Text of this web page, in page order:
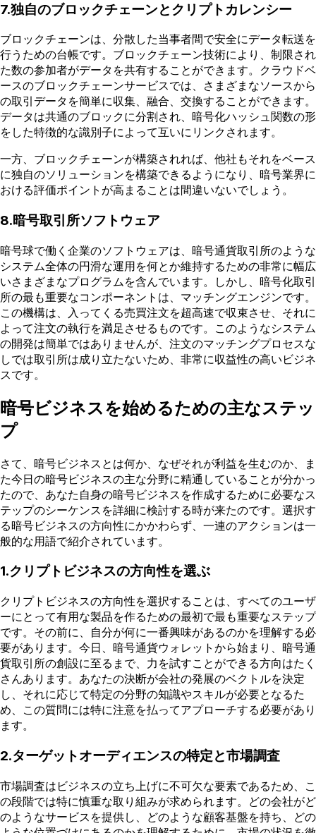
7.独自のブロックチェーンとクリプトカレンシー
ブロックチェーンは、分散した当事者間で安全にデータ転送を
行うための台帳です。ブロックチェーン技術により、制限され
た数の参加者がデータを共有することができます。クラウドベ
ースのブロックチェーンサービスでは、さまざまなソースから
の取引データを簡単に収集、融合、交換することができます。
データは共通のブロックに分割され、暗号化ハッシュ関数の形
をした特徴的な識別子によって互いにリンクされます。
一方、ブロックチェーンが構築されれば、他社もそれをベース
に独自のソリューションを構築できるようになり、暗号業界に
おける評価ポイントが高まることは間違いないでしょう。
8.暗号取引所ソフトウェア
暗号球で働く企業のソフトウェアは、暗号通貨取引所のような
システム全体の円滑な運用を何とか維持するための非常に幅広
いさまざまなプログラムを含んでいます。しかし、暗号化取引
所の最も重要なコンポーネントは、マッチングエンジンです。
この機構は、入ってくる売買注文を超高速で収束させ、それに
よって注文の執行を満足させるものです。このようなシステム
の開発は簡単ではありませんが、注文のマッチングプロセスな
しでは取引所は成り立たないため、非常に収益性の高いビジネ
スです。
暗号ビジネスを始めるための主なステッ
プ
さて、暗号ビジネスとは何か、なぜそれが利益を生むのか、ま
た今日の暗号ビジネスの主な分野に精通していることが分かっ
たので、あなた自身の暗号ビジネスを作成するために必要なス
テップのシーケンスを詳細に検討する時が来たのです。選択す
る暗号ビジネスの方向性にかかわらず、一連のアクションは一
般的な用語で紹介されています。
1.クリプトビジネスの方向性を選ぶ
クリプトビジネスの方向性を選択することは、すべてのユーザ
ーにとって有用な製品を作るための最初で最も重要なステップ
です。その前に、自分が何に一番興味があるのかを理解する必
要があります。今日、暗号通貨ウォレットから始まり、暗号通
貨取引所の創設に至るまで、力を試すことができる方向はたく
さんあります。あなたの決断が会社の発展のベクトルを決定
し、それに応じて特定の分野の知識やスキルが必要となるた
め、この質問には特に注意を払ってアプローチする必要があり
ます。
2.ターゲットオーディエンスの特定と市場調査
市場調査はビジネスの立ち上げに不可欠な要素であるため、こ
の段階では特に慎重な取り組みが求められます。どの会社がど
のようなサービスを提供し、どのような顧客基盤を持ち、どの